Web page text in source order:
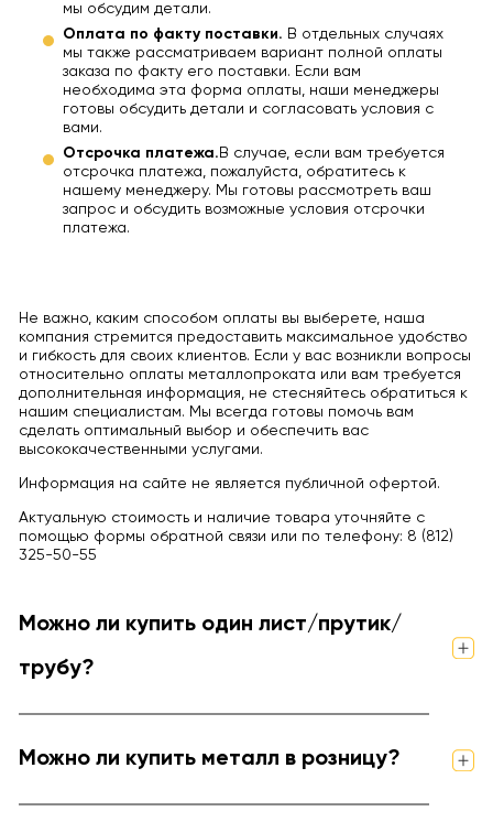
мы обсудим детали.
Оплата по факту поставки. В отдельных случаях
мы также рассматриваем вариант полной оплаты
заказа по факту его поставки. Если вам
необходима эта форма оплаты, наши менеджеры
готовы обсудить детали и согласовать условия с
вами.
Отсрочка платежа. В случае, если вам требуется
отсрочка платежа, пожалуйста, обратитесь к
нашему менеджеру. Мы готовы рассмотреть ваш
запрос и обсудить возможные условия отсрочки
платежа.
Не важно, каким способом оплаты вы выберете, наша
компания стремится предоставить максимальное удобство
и гибкость для своих клиентов. Если у вас возникли вопросы
относительно оплаты металлопроката или вам требуется
дополнительная информация, не стесняйтесь обратиться к
нашим специалистам. Мы всегда готовы помочь вам
сделать оптимальный выбор и обеспечить вас
высококачественными услугами.
Информация на сайте не является публичной офертой.
Актуальную стоимость и наличие товара уточняйте с
помощью формы обратной связи или по телефону: 8 (812)
325-50-55
Можно ли купить один лист/прутик/
трубу?
Можно ли купить металл в розницу?